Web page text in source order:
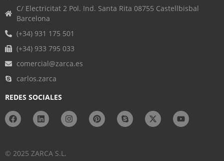
C/ Electricitat 2 Pol. Ind. Santa Rita 08755 Castellbisbal
Barcelona
(+34) 931 175 501
(+34) 933 795 033
comercial@zarca.es
carlos.zarca
REDES SOCIALES
© 2025 ZARCA S.L.